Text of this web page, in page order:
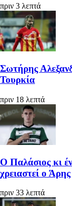
πριν 3 λεπτά
Σωτήρης
Τουρκία
πριν 18 λεπτά
Ο Παλάσιος κι
χρειαστεί ο Άρης
πριν 33 λεπτά